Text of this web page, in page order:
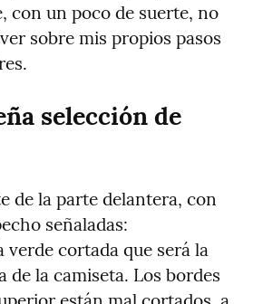
con un poco de suerte, no
sobre mis propios pasos
selección de
de la parte delantera, con